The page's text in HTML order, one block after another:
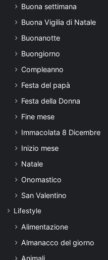
Buona settimana
Buona Vigilia di Natale
Buonanotte
Buongiorno
Compleanno
Festa del papà
Festa della Donna
Fine mese
Immacolata 8 Dicembre
Inizio mese
Natale
Onomastico
San Valentino
Lifestyle
Alimentazione
Almanacco del giorno